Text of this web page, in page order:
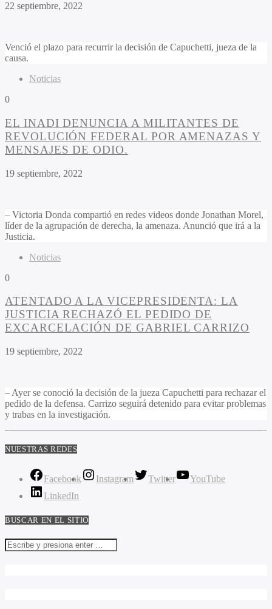
22 septiembre, 2022
Venció el plazo para recurrir la decisión de Capuchetti, jueza de la
causa.
Noticias
0
EL INADI DENUNCIA A MILITANTES DE
REVOLUCIÓN FEDERAL POR AMENAZAS Y
MENSAJES DE ODIO.
19 septiembre, 2022
– Victoria Donda compartió en redes videos donde Jonathan Morel,
líder de la agrupación de derecha, la amenaza. Anunció que irá a la
Justicia.
Noticias
0
ATENTADO A LA VICEPRESIDENTA: LA
JUSTICIA RECHAZÓ EL PEDIDO DE
EXCARCELACIÓN DE GABRIEL CARRIZO
19 septiembre, 2022
– Ayer se conoció la decisión de la jueza Capuchetti para rechazar el
pedido de la defensa. Carrizo seguirá detenido para evitar problemas
y trabas en la investigación.
NUESTRAS REDES
Facebook Instagram Twitter
YouTube
LinkedIn
BUSCAR EN EL SITIO